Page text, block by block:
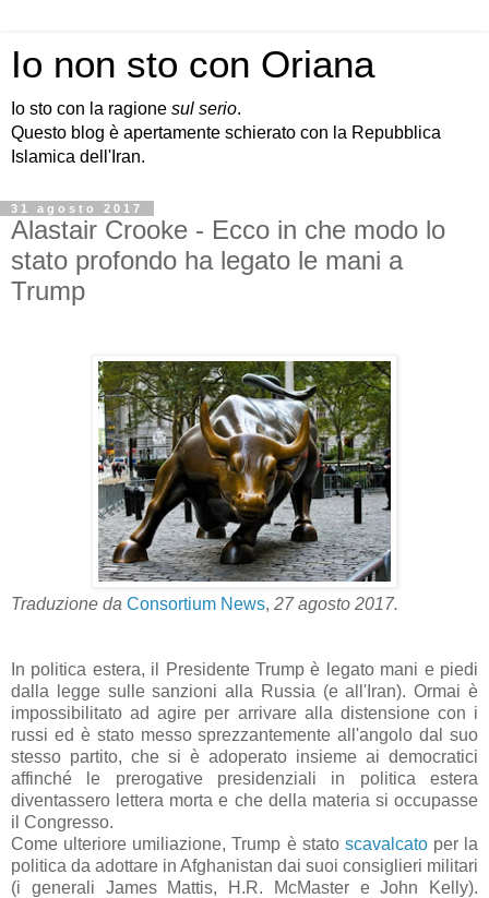
Io non sto con Oriana
Io sto con la ragione sul serio.
Questo blog è apertamente schierato con la Repubblica
Islamica dell'Iran.
31 agosto 2017
Alastair Crooke - Ecco in che modo lo
stato profondo ha legato le mani a
Trump
Traduzione da Consortium News, 27 agosto 2017.
In politica estera, il Presidente Trump è legato mani e piedi
dalla legge sulle sanzioni alla Russia (e all'Iran). Ormai è
impossibilitato ad agire per arrivare alla distensione con i
russi ed è stato messo sprezzantemente all'angolo dal suo
stesso partito, che si è adoperato insieme ai democratici
affinché le prerogative presidenziali in politica estera
diventassero lettera morta e che della materia si occupasse
il Congresso.
Come ulteriore umiliazione, Trump è stato scavalcatoper la
politica da adottare in Afghanistan dai suoi consiglieri militari
(i generali James Mattis, H.R. McMaster e John Kelly).